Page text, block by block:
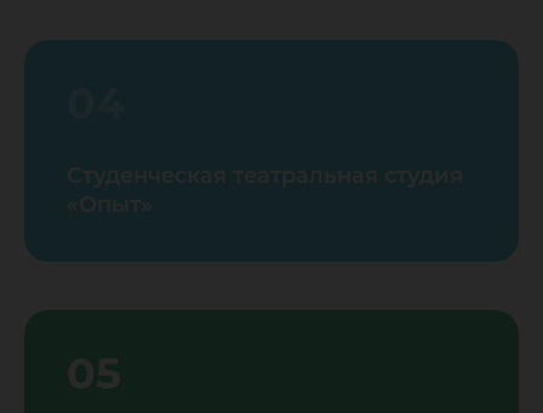
05